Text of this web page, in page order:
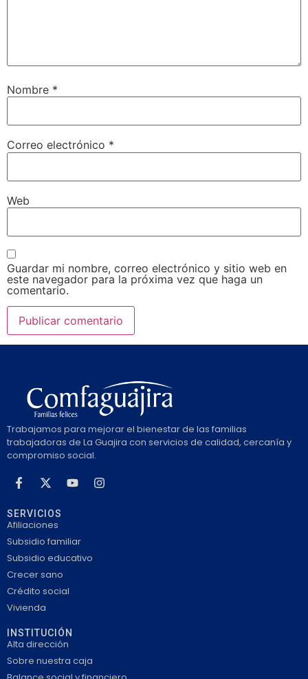
Nombre *
Correo electrónico *
Web
Guardar mi nombre, correo electrónico y sitio web en
este navegador para la próxima vez que haga un
comentario.
Trabajamos para mejorar el bienestar de las familias
trabajadoras de La Guajira con servicios de calidad, cercanía y
compromiso social.
SERVICIOS
Afiliaciones
Subsidio familiar
Subsidio educativo
Crecer sano
Crédito social
Vivienda
INSTITUCIÓN
Alta dirección
Sobre nuestra caja